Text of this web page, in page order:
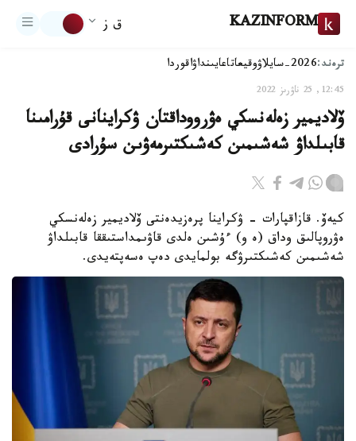
KAZINFORM ق ز
ترەند:2026-سايلاۋ وقيعاتاعايىنداۋاقوردا
12:45, 25 ناۋرىز 2022
ۆلاديمير زەلەنسكي ەۋرووداقتان ۋكراينانى قۇرامىنا
قابىلداۋ شەشىمىن كەشىكتىرمەۋىن سۇرادى
كيەۆ. قازاقپارات - ۋكراينا پرەزيدەنتى ۆلاديمير زەلەنسكي
ەۋروپالىق وداق (ە و) ءۇشىن ەلدى قاۋىمداستىققا قابىلداۋ
شەشىمىن كەشىكتىرۋگە بولمايدى دەپ ەسەپتەيدى.